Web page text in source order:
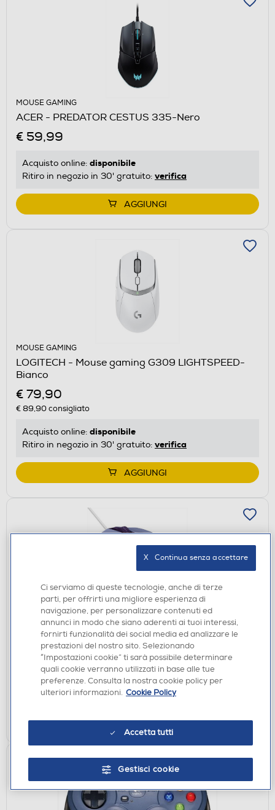
MOUSE GAMING
ACER - PREDATOR CESTUS 335-Nero
€ 59,99
Acquisto online: disponibile
Ritiro in negozio in 30' gratuito: verifica
AGGIUNGI
MOUSE GAMING
LOGITECH - Mouse gaming G309 LIGHTSPEED-
Bianco
€ 79,90
€ 89,90consigliato
Acquisto online: disponibile
Ritiro in negozio in 30' gratuito: verifica
AGGIUNGI
MOUSE GAMING
LOGITECH - G203 LIGHTSYNC-Lilla
€ 39,90
Acquisto online:disponibile
Ritiro in negozio in 30' gratuito:verifica
AGGIUNGI
Ci serviamo di queste tecnologie, anche di terze
parti, per offrirti una migliore esperienza di
navigazione, per personalizzare contenuti ed
annunci in modo che siano aderenti ai tuoi interessi,
fornirti funzionalità dei social media ed analizzare le
prestazioni del nostro sito. Selezionando
“Impostazioni cookie” ti sarà possibile determinare
quali cookie verranno utilizzati in base alle tue
preferenze. Consulta la nostra cookie policy per
ulteriori informazioni. Cookie Policy
Accetta tutti
Gestisci cookie
X   Continua senza accettare